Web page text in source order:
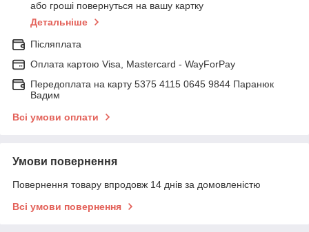
або гроші повернуться на вашу картку
Детальніше
Післяплата
Оплата картою Visa, Mastercard - WayForPay
Передоплата на карту 5375 4115 0645 9844 Паранюк
Вадим
Всі умови оплати
Умови повернення
Повернення товару впродовж 14 днів за домовленістю
Всі умови повернення